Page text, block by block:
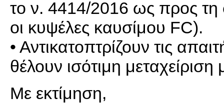
το ν. 4414/2016 ως προς
οι κυψέλες καυσίμου FC).
• Αντικατοπτρίζουν τις
θέλουν ισότιμη
Με εκτίμηση,